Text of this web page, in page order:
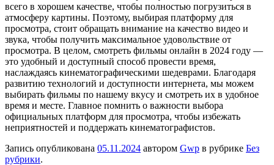
всего в хорошем качестве, чтобы полностью погрузиться в
атмосферу картины. Поэтому, выбирая платформу для
просмотра, стоит обращать внимание на качество видео и
звука, чтобы получить максимальное удовольствие от
просмотра. В целом, смотреть фильмы онлайн в 2024 году —
это удобный и доступный способ провести время,
наслаждаясь кинематографическими шедеврами. Благодаря
развитию технологий и доступности интернета, мы можем
выбирать фильмы по нашему вкусу и смотреть их в удобное
время и месте. Главное помнить о важности выбора
официальных платформ для просмотра, чтобы избежать
неприятностей и поддержать кинематографистов.
Запись опубликована 05.11.2024 автором Gwp в рубрике Без
рубрики.